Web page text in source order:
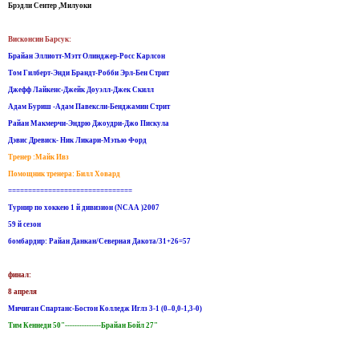
Брэдли Сентер ,Милуоки
Висконсин Барсук:
Брайан Эллиотт-Мэтт Олинджер-Росс Карлсон
Том Гилберт-Энди Брандт-Робби Эрл-Бен Стрит
Джефф Лайкенс-Джейк Доуэлл-Джек Скилл
Адам Буриш -Адам Павексли-Бенджамин Стрит
Райан Макмерчи-Эндрю Джоудри-Джо Пискула
Дэвис Древиск- Ник Ликари-Мэтью Форд
Тренер :Майк Ивз
Помощник тренера: Билл Ховард
===============================
Турнир по хоккею 1 й дивизион (NCAA )2007
59 й сезон
бомбардир: Райан Данкан/Северная Дакота/31+26=57
финал:
8 апреля
Мичиган Спартанс-Бостон Колледж Иглз 3-1 (0–0,0-1,3-0)
Тим Кеннеди 50"---------------Брайан Бойл 27"